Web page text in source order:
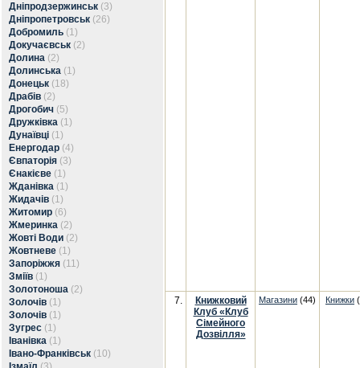
Дніпродзержинськ (3)
Дніпропетровськ (26)
Добромиль (1)
Докучаєвськ (2)
Долина (2)
Долинська (1)
Донецьк (18)
Драбів (2)
Дрогобич (5)
Дружківка (1)
Дунаївці (1)
Енергодар (4)
Євпаторія (3)
Єнакієве (1)
Жданівка (1)
Жидачів (1)
Житомир (6)
Жмеринка (2)
Жовті Води (2)
Жовтневе (1)
Запоріжжя (11)
Зміїв (1)
Золотоноша (2)
Золочів (1)
Золочів (1)
Зугрес (1)
Іванівка (1)
Івано-Франківськ (10)
7.
Книжковий
Клуб «Клуб
Сімейного
Дозвілля»
Магазини (44) Книжки